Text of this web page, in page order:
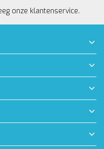
onze klantenservice.